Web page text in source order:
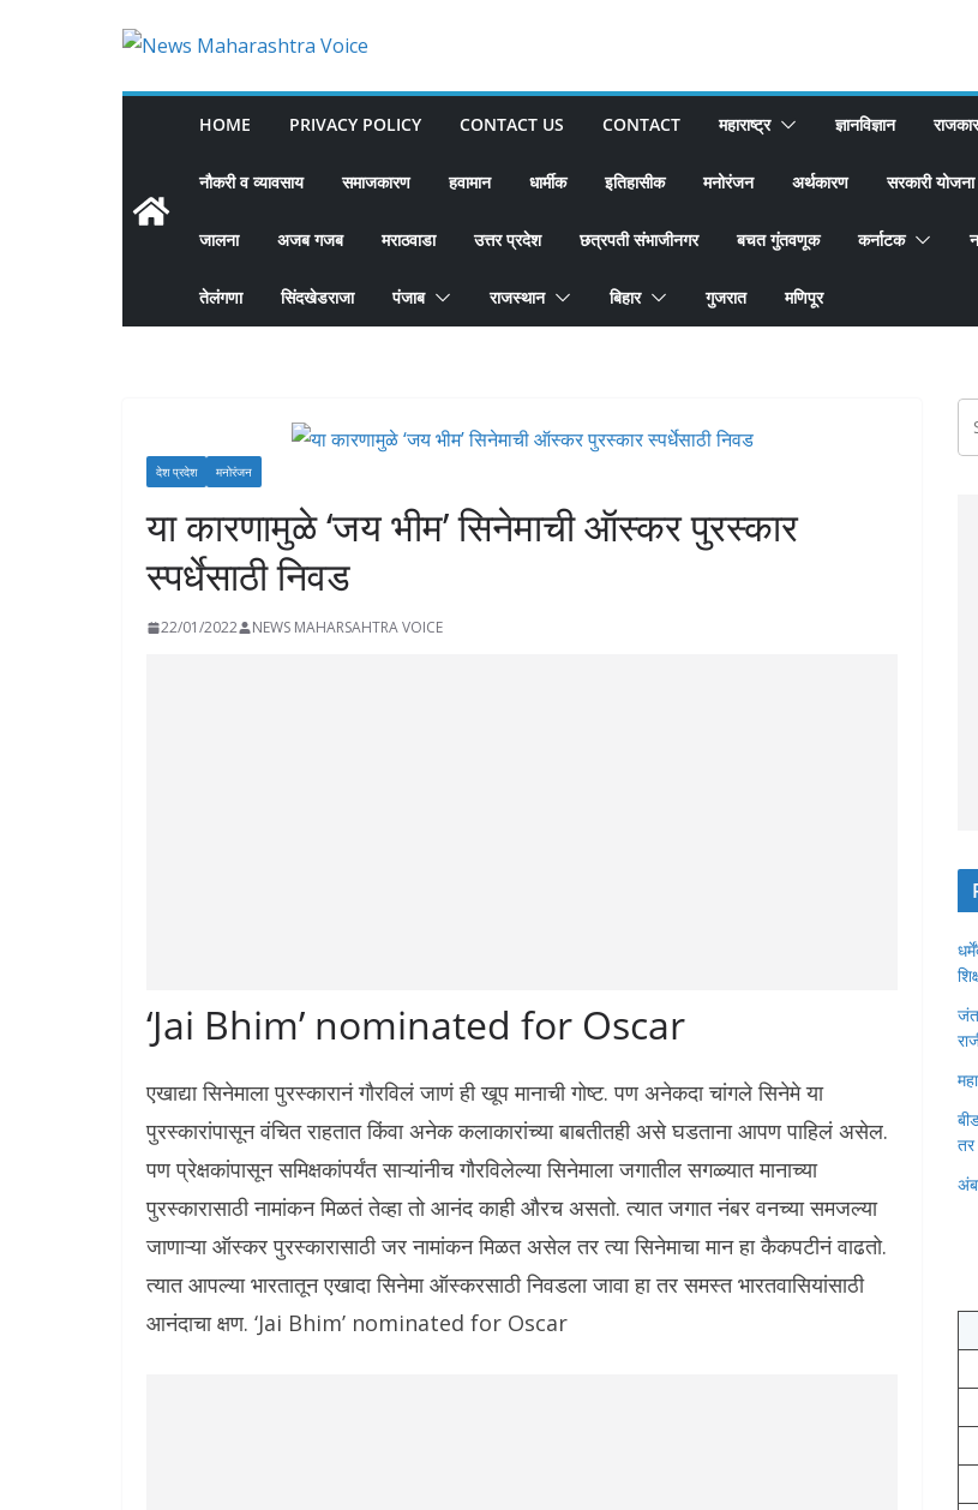
HOME PRIVACY POLICY CONTACT US CONTACT महाराष्ट्र ज्ञानविज्ञान
नौकरी व व्यावसाय समाजकारण हवामान धार्मीक इतिहासीक मनोरंजन अर्थकारण सरकारी योजना
जालना अजब गजब मराठवाडा उत्तर प्रदेश छत्रपती संभाजीनगर बचत गुंतवणूक कर्नाटक
तेलंगणा सिंदखेडराजा पंजाब राजस्थान बिहार गुजरात मणिपूर
देश प्रदेश मनोरंजन
या कारणामुळे ‘जय भीम’ सिनेमाची ऑस्कर पुरस्कार
स्पर्धेसाठी निवड
22/01/2022 NEWS MAHARSAHTRA VOICE
‘Jai Bhim’ nominated for Oscar
एखाद्या सिनेमाला पुरस्कारानं गौरविलं जाणं ही खूप मानाची गोष्ट. पण अनेकदा चांगले सिनेमे या
पुरस्कारांपासून वंचित राहतात किंवा अनेक कलाकारांच्या बाबतीतही असे घडताना आपण पाहिलं असेल.
पण प्रेक्षकांपासून समिक्षकांपर्यंत साऱ्यांनीच गौरविलेल्या सिनेमाला जगातील सगळ्यात मानाच्या
पुरस्कारासाठी नामांकन मिळतं तेव्हा तो आनंद काही औरच असतो. त्यात जगात नंबर वनच्या समजल्या
जाणाऱ्या ऑस्कर पुरस्कारासाठी जर नामांकन मिळत असेल तर त्या सिनेमाचा मान हा कैकपटीनं वाढतो.
त्यात आपल्या भारतातून एखादा सिनेमा ऑस्करसाठी निवडला जावा हा तर समस्त भारतवासियांसाठी
आनंदाचा क्षण. ‘Jai Bhim’ nominated for Oscar
तर